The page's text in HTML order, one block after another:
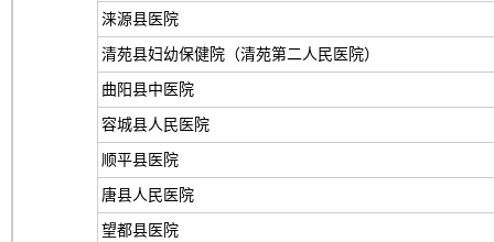
涞源县医院
清苑县妇幼保健院（清苑第二人民医院）
曲阳县中医院
容城县人民医院
顺平县医院
唐县人民医院
望都县医院